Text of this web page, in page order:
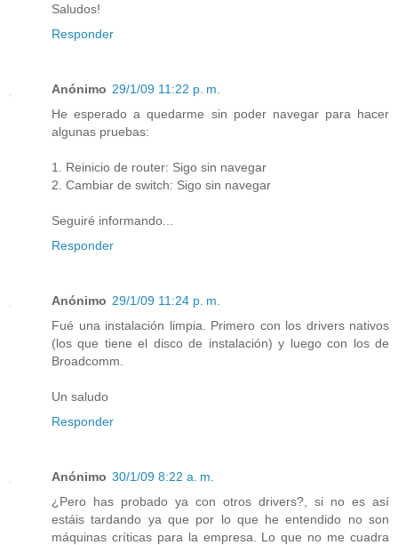
Saludos!
Responder
Anónimo 29/1/09 11:22 p. m.
He esperado a quedarme sin poder navegar para hacer
algunas pruebas:
1. Reinicio de router: Sigo sin navegar
2. Cambiar de switch: Sigo sin navegar
Seguiré informando...
Responder
Anónimo 29/1/09 11:24 p. m.
Fué una instalación limpia. Primero con los drivers nativos
(los que tiene el disco de instalación) y luego con los de
Broadcomm.
Un saludo
Responder
Anónimo 30/1/09 8:22 a. m.
¿Pero has probado ya con otros drivers?, si no es así
estáis tardando ya que por lo que he entendido no son
máquinas críticas para la empresa. Lo que no me cuadra